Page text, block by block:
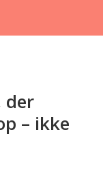
der
– ikke